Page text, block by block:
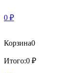
0 ₽
Корзина0
Итого:0 ₽